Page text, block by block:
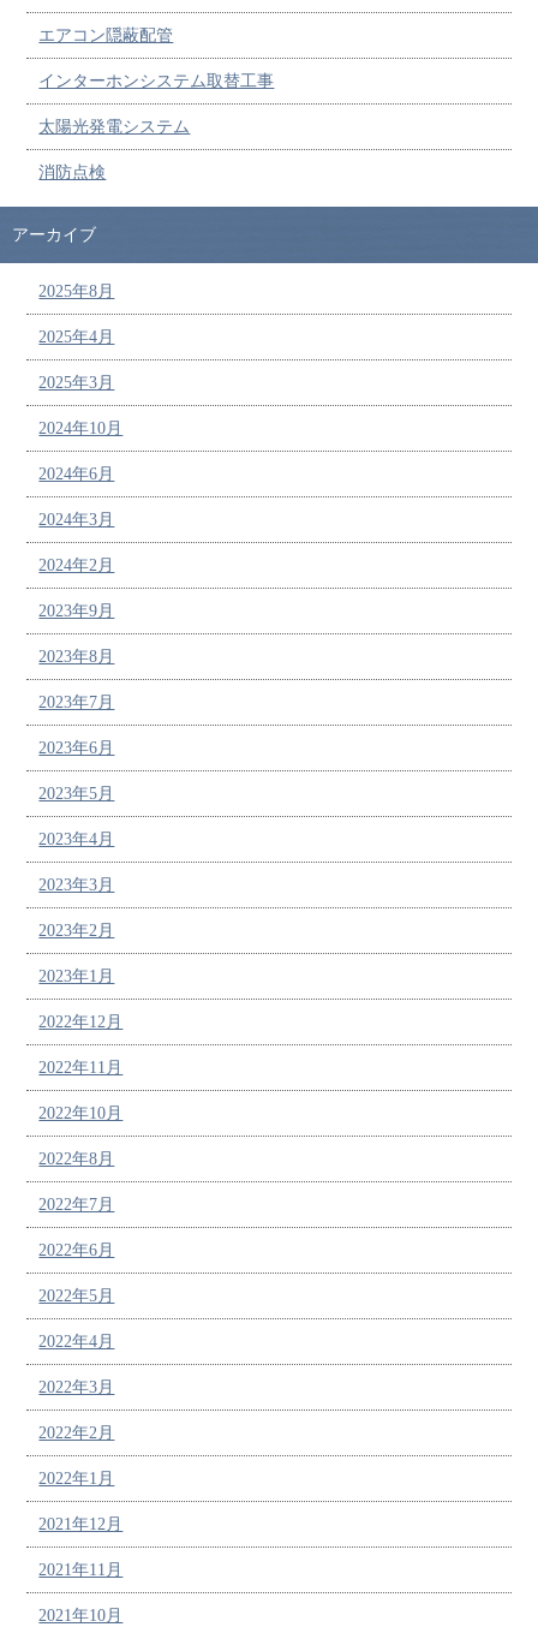
エアコン隠蔽配管
インターホンシステム取替工事
太陽光発電システム
消防点検
アーカイブ
2025年8月
2025年4月
2025年3月
2024年10月
2024年6月
2024年3月
2024年2月
2023年9月
2023年8月
2023年7月
2023年6月
2023年5月
2023年4月
2023年3月
2023年2月
2023年1月
2022年12月
2022年11月
2022年10月
2022年8月
2022年7月
2022年6月
2022年5月
2022年4月
2022年3月
2022年2月
2022年1月
2021年12月
2021年11月
2021年10月